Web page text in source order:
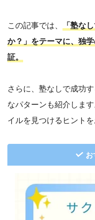
この記事では、
「塾な
か？」をテーマに、独
証。
さらに、塾なしで成功
なパターンも紹介しま
イルを見つけるヒントを